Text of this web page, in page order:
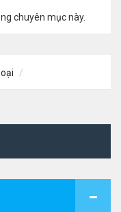
chuyên mục này.